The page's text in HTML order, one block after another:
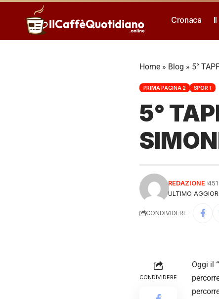
Cronaca
Home » Blog » 5°
PRIMA PAGINA 2 SPORT
5°
ULTIMO
REDAZIONE 451
CONDIVIDERE
CONDIVIDERE
Oggi il